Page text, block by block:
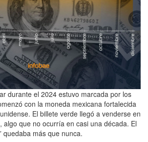
durante el 2024 estuvo marcada por los
con la moneda mexicana fortalecida
El billete verde llegó a venderse en
algo que no ocurría en casi una década. El
quedaba más que nunca.